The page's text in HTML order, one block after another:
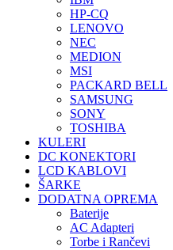
HP-CQ
LENOVO
NEC
MEDION
MSI
PACKARD BELL
SAMSUNG
SONY
TOSHIBA
KULERI
DC KONEKTORI
LCD KABLOVI
ŠARKE
DODATNA OPREMA
Baterije
AC Adapteri
Torbe i Rančevi